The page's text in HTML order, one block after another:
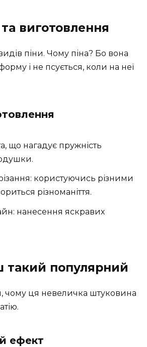
виготовлення
піни. Чому піна? Бо вона
і не псується, коли на неї
що нагадує пружність
користуючись різними
різноманіття.
нанесення яскравих
такий популярний
чому ця невеличка штуковина
ефект